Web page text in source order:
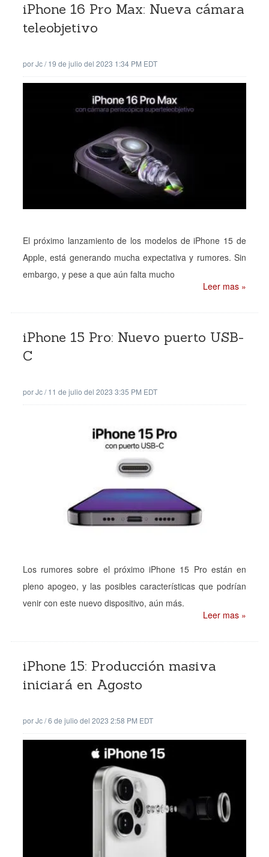
iPhone 16 Pro Max: Nueva cámara
teleobjetivo
porJc/19 de julio del 2023 1:34 PM EDT
El próximo lanzamiento de los modelos de iPhone 15 de
Apple, está generando mucha expectativa y rumores. Sin
embargo, y pese a que aún falta mucho
Leer mas »
iPhone 15 Pro: Nuevo puerto USB-
C
porJc/11 de julio del 2023 3:35 PM EDT
Los rumores sobre el próximo iPhone 15 Pro están en
pleno apogeo, y las posibles características que podrían
venir con este nuevo dispositivo, aún más.
Leer mas »
iPhone 15: Producción masiva
iniciará en Agosto
porJc/6 de julio del 2023 2:58 PM EDT